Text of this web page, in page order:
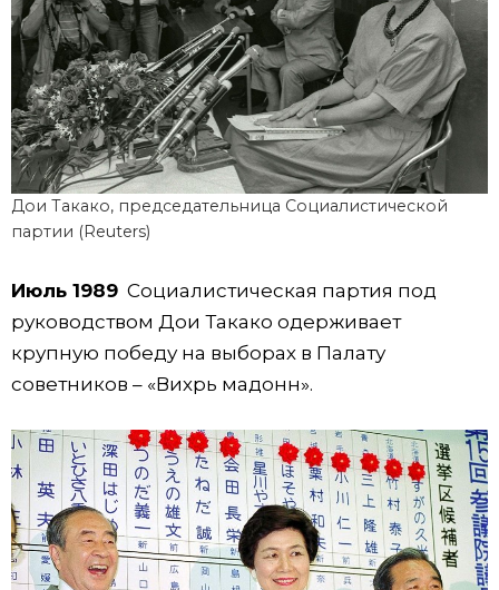
Дои Такако, председательница Социалистической
партии (Reuters)
Июль 1989Социалистическая партия под
руководством Дои Такако одерживает
крупную победу на выборах в Палату
советников – «Вихрь мадонн».